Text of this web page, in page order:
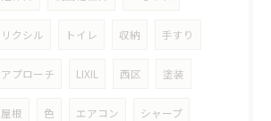
リクシル トイレ 収納 手すり
アプローチ LIXIL 西区 塗装
屋根 色 エアコン シャープ